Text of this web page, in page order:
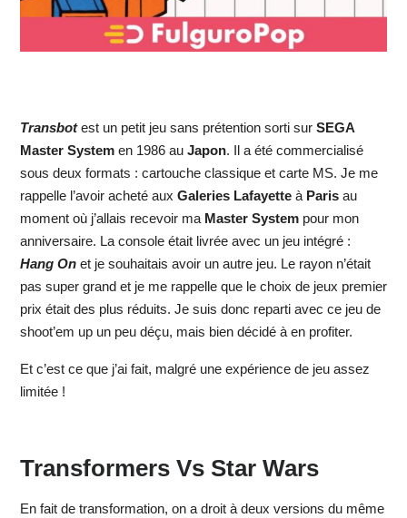
Transbotest un petit jeu sans prétention sorti sur SEGA
Master Systemen 1986 au Japon. Il a été commercialisé
sous deux formats : cartouche classique et carte MS. Je me
rappelle l’avoir acheté aux Galeries Lafayetteà Parisau
moment où j’allais recevoir ma Master Systempour mon
anniversaire. La console était livrée avec un jeu intégré :
Hang Onet je souhaitais avoir un autre jeu. Le rayon n’était
pas super grand et je me rappelle que le choix de jeux premier
prix était des plus réduits. Je suis donc reparti avec ce jeu de
shoot’em up un peu déçu, mais bien décidé à en profiter.
Et c’est ce que j’ai fait, malgré une expérience de jeu assez
limitée !
Transformers Vs Star Wars
En fait de transformation, on a droit à deux versions du même